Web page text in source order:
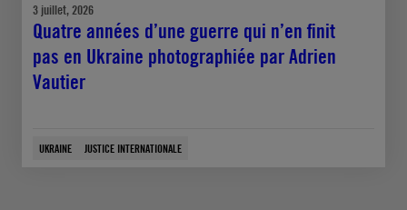
3 juillet, 2026
Quatre années d’une guerre qui n’en finit
pas en Ukraine photographiée par Adrien
Vautier
UKRAINE JUSTICE INTERNATIONALE